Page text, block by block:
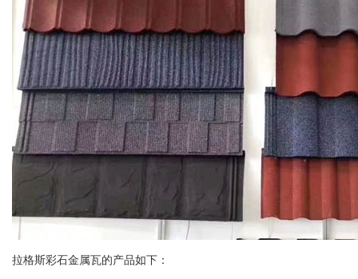
拉格斯彩石金属瓦的产品如下：